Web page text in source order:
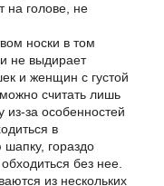
на голове, не
носки в том
не выдирает
и женщин с густой
считать лишь
из-за особенностей
в
гораздо
без нее.
из нескольких